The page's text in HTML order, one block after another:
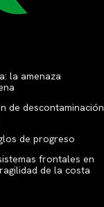
la amenaza
de descontaminación
de progreso
frontales en
de la costa